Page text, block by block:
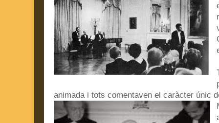
animada i tots comentaven el caràcter únic